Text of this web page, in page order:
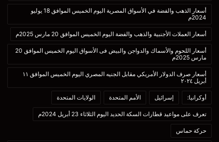
أسعار الذهب والفضة في الأسواق المصرية اليوم الخميس الموافق 18 يوليو
2024م
أسعار العملات الأجنبية والذهب والفضة اليوم الخميس الموافق 20 مارس 2025م
أسعار اللحوم والأسماك والدواجن والبيض فى الأسواق اليوم الخميس الموافق 20
مارس 2025م
أسعار صرف الدولار الأمريكي مقابل الجنيه المصري اليوم الخميس الموافق ١١
أبريل ٢٠٢٤
أوكرانيا: إسرائيل الأمم المتحدة الولايات المتحدة
تعرف على مواعيد قطارات السكة الحديد اليوم الثلاثاء 23 أبريل 2024م
حركة حماس